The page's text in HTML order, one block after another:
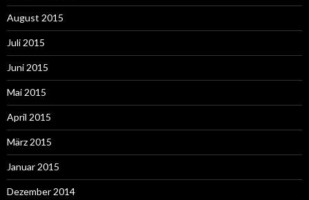
August 2015
Juli 2015
Juni 2015
Mai 2015
April 2015
März 2015
Januar 2015
Dezember 2014